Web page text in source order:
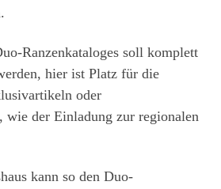
Ranzenkataloges soll komplett
hier ist Platz für die
oder
wie der Einladung zur regionalen
kann so den Duo-